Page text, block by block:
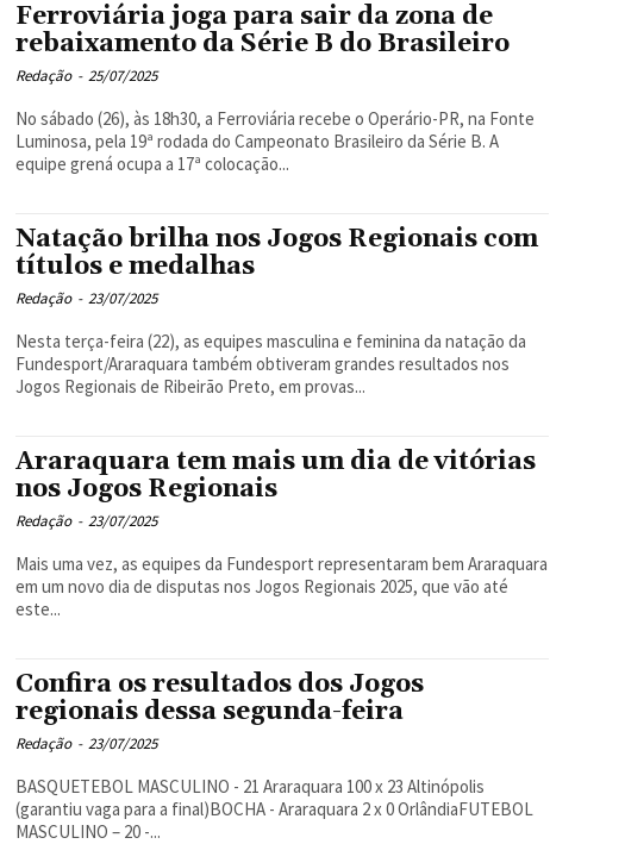
Ferroviária joga para sair da zona de
rebaixamento da Série B do Brasileiro
Redação - 25/07/2025
No sábado (26), às 18h30, a Ferroviária recebe o Operário-PR, na Fonte
Luminosa, pela 19ª rodada do Campeonato Brasileiro da Série B. A
equipe grená ocupa a 17ª colocação...
Natação brilha nos Jogos Regionais com
títulos e medalhas
Redação - 23/07/2025
Nesta terça-feira (22), as equipes masculina e feminina da natação da
Fundesport/Araraquara também obtiveram grandes resultados nos
Jogos Regionais de Ribeirão Preto, em provas...
Araraquara tem mais um dia de vitórias
nos Jogos Regionais
Redação - 23/07/2025
Mais uma vez, as equipes da Fundesport representaram bem Araraquara
em um novo dia de disputas nos Jogos Regionais 2025, que vão até
este...
Confira os resultados dos Jogos
regionais dessa segunda-feira
Redação - 23/07/2025
BASQUETEBOL MASCULINO - 21 Araraquara 100 x 23 Altinópolis
(garantiu vaga para a final)BOCHA - Araraquara 2 x 0 OrlândiaFUTEBOL
MASCULINO – 20 -...